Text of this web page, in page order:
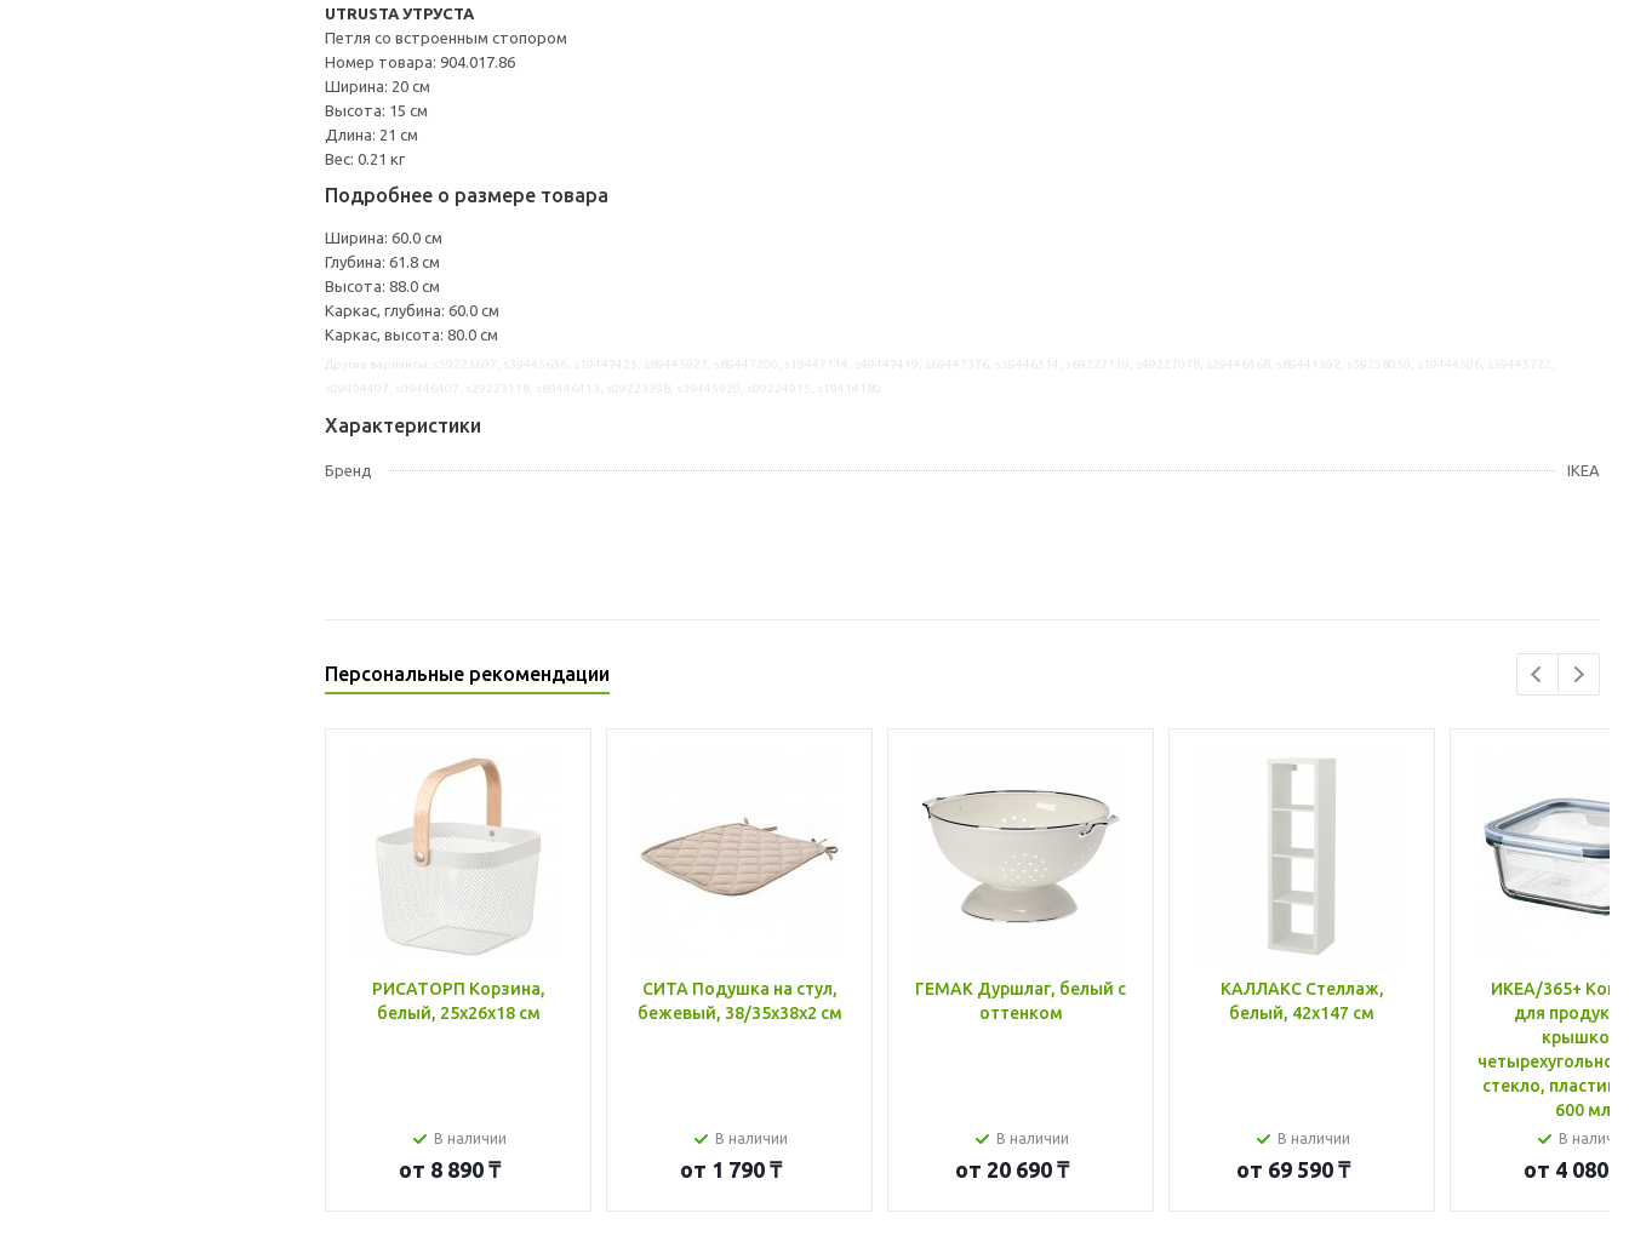
UTRUSTA УТРУСТА
Петля со встроенным стопором
Номер товара: 904.017.86
Ширина: 20 см
Высота: 15 см
Длина: 21 см
Вес: 0.21 кг
Подробнее о размере товара
Ширина: 60.0 см
Глубина: 61.8 см
Высота: 88.0 см
Каркас, глубина: 60.0 см
Каркас, высота: 80.0 см
Характеристики
Бренд IKEA
Персональные рекомендации
РИСАТОРП Корзина,
белый, 25x26x18 см
В наличии
от 8 890 ₸
СИТА Подушка на стул,
бежевый, 38/35x38x2 см
В наличии
от 1 790 ₸
ГЕМАК Дуршлаг, белый с
оттенком
В наличии
от 20 690 ₸
КАЛЛАКС Стеллаж,
белый, 42x147 см
В наличии
от 69 590 ₸
ИКЕА/365+
для
крышкой,
стекло, пластик
600 мл
В
от 4 080 ₸